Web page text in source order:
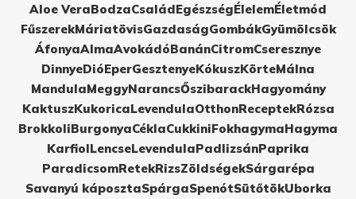
Aloe VeraBodzaCsaládEgészségÉlelemÉletmód
FűszerekMáriatövisGazdaságGombákGyümölcsök
ÁfonyaAlmaAvokádóBanánCitromCseresznye
DinnyeDióEperGesztenyeKókuszKörteMálna
MandulaMeggyNarancsŐszibarackHagyomány
KaktuszKukoricaLevendulaOtthonReceptekRózsa
BrokkoliBurgonyaCéklaCukkiniFokhagymaHagyma
KarfiolLencseLevendulaPadlizsánPaprika
ParadicsomRetekRizsZöldségekSárgarépa
Savanyú káposztaSpárgaSpenótSütőtökUborka